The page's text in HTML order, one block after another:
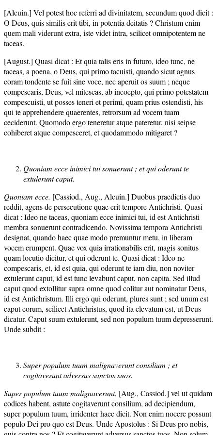
[Alcuin.] Vel potest hoc referri ad divinitatem, secundum quod dicit :
O Deus, quis similis erit tibi, in potentia deitatis ? Christum enim
quem mali viderunt extra, iste videt intra, scilicet omnipotentem ne
taceas.
[August.] Quasi dicat : Et quia talis eris in futuro, ideo tunc, ne
taceas, a poena, o Deus, qui primo tacuisti, quando sicut agnus
coram tondente se fuit sine voce, nec aperuit os suum ; neque
compescaris, Deus, vel mitescas, ab incoepto, qui primo potestatem
compescuisti, ut posses teneri et perimi, quam prius ostendisti, his
qui te apprehendere quaerentes, retrorsum ad vocem tuam
ceciderunt. Quomodo ergo teneretur atque pateretur, nisi seipse
cohiberet atque compesceret, et quodammodo mitigaret ?
Quoniam ecce inimici tui sonuerunt ; et qui oderunt te
extulerunt caput.
Quoniam ecce. [Cassiod., Aug., Alcuin.] Duobus praedictis duo
reddit, agens de persecutione quae erit tempore Antichristi. Quasi
dicat : Ideo ne taceas, quoniam ecce inimici tui, id est Antichristi
membra sonuerunt contradicendo. Novissima tempora Antichristi
designat, quando haec quae modo premuntur metu, in liberam
vocem erumpent. Quae vox quia irrationabilis erit, magis sonitus
quam locutio dicitur, et qui oderunt te. Quasi dicat : Ideo ne
compescaris, et, id est quia, qui oderunt te iam diu, non noviter
extulerunt caput, id est tunc levabunt caput, non capita. Sed illud
caput quod extollitur supra omne quod colitur aut nominatur Deus,
id est Antichristum. Illi ergo qui oderunt, plures sunt ; sed unum est
caput eorum, scilicet Antichristus, quod ita elevatum est, ut Deus
dicatur. Caput suum extulerunt, sed non populum tuum depresserunt.
Unde subdit :
Super populum tuum malignaverunt consilium ; et
cogitaverunt adversus sanctos suos.
Super populum tuum malignaverunt, [Aug., Cassiod.] vel ut quidam
codices habent, astute cogitaverunt consilium, ad decipiendum,
super populum tuum, irridenter haec dicit. Non enim nocere possunt
populo Dei pro quo est Deus. Unde Apostolus : Si Deus pro nobis,